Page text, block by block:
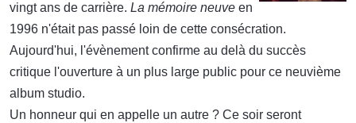
vingt ans de carrière. La mémoire neuve en
1996 n'était pas passé loin de cette consécration.
Aujourd'hui, l'évènement confirme au delà du succès
critique l'ouverture à un plus large public pour ce neuvième
album studio.
Un honneur qui en appelle un autre ? Ce soir seront